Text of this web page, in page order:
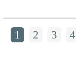
1 2 3 4